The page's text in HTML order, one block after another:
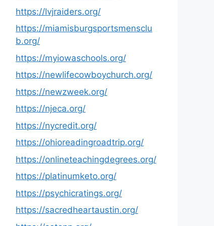
https://lvjraiders.org/
https://miamisburgsportsmensclu
b.org/
https://myiowaschools.org/
https://newlifecowboychurch.org/
https://newzweek.org/
https://njeca.org/
https://nycredit.org/
https://ohioreadingroadtrip.org/
https://onlineteachingdegrees.org/
https://platinumketo.org/
https://psychicratings.org/
https://sacredheartaustin.org/